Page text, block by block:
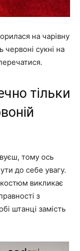
на чарівну
червоні сукні на
тільки
тому ось
до себе увагу.
викликає
з
штанці замість